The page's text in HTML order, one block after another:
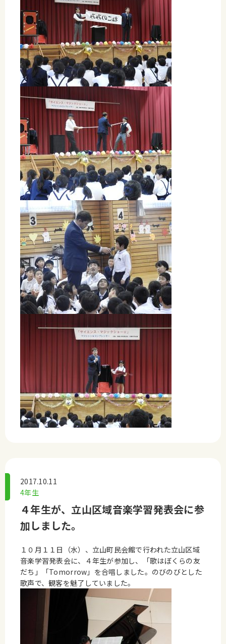
2017.10.11
4年生
４年生が、立山区域音楽学習発表会に参
加しました。
１０月１１日（水）、立山町民会館で行われた立山区域
音楽学習発表会に、４年生が参加し、「歌はぼくらの友
だち」「Tomorrow」を合唱しました。のびのびとした
歌声で、観客を魅了していました。